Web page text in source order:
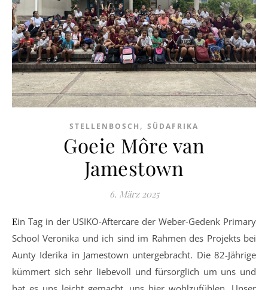
STELLENBOSCH , SÜDAFRIKA
Goeie Môre van
Jamestown
6. März 2025
Ein Tag in der USIKO-Aftercare der Weber-Gedenk Primary
School Veronika und ich sind im Rahmen des Projekts bei
Aunty Iderika in Jamestown untergebracht. Die 82-Jährige
kümmert sich sehr liebevoll und fürsorglich um uns und